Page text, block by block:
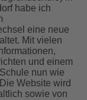
habe ich
eine neue
Mit vielen
und einem
nun wie
Website wird
sowie von